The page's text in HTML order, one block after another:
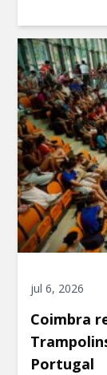
jul 6, 2026
Coimbra
Portugal